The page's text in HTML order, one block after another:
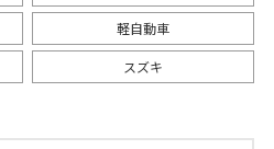
軽自動車
スズキ